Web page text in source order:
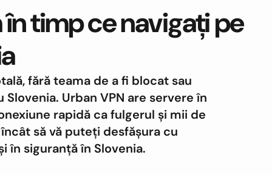
timp ce navigați pe
fără teama de a fi blocat sau
Urban VPN are servere în
rapidă ca fulgerul și mii de
să vă puteți desfășura cu
în siguranță în Slovenia.